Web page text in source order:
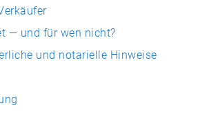
— und für wen nicht?
und notarielle Hinweise